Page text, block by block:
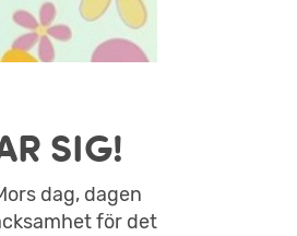
SIG!
dag, dagen
för det